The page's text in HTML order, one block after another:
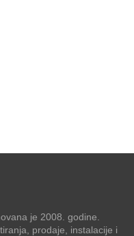
je 2008. godine.
prodaje, instalacije i